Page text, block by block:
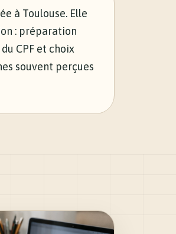
à Toulouse. Elle
: préparation
CPF et choix
souvent perçues